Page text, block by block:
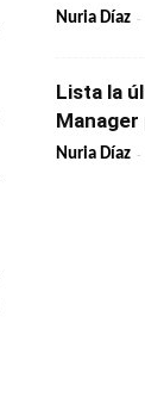
Nuria Díaz -
Lista la
Manager
Nuria Díaz -